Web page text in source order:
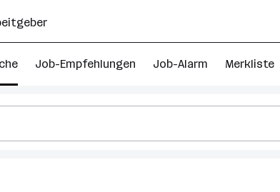
Job-Empfehlungen Job-Alarm Merkliste